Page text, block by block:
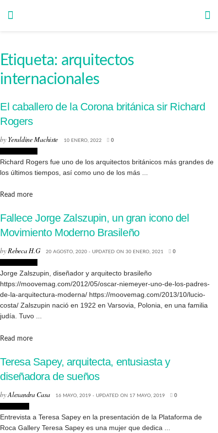
Etiqueta: arquitectos
internacionales
El caballero de la Corona británica sir Richard
Rogers
by Yeraldine Machiste 10 ENERO, 2022 0
Richard Rogers fue uno de los arquitectos británicos más grandes de
los últimos tiempos, así como uno de los más ...
Read moreDetails
Fallece Jorge Zalszupin, un gran icono del
Movimiento Moderno Brasileño
byRebeca H.G 20 AGOSTO, 2020 - UPDATED ON 30 ENERO, 2021 0
Jorge Zalszupin, diseñador y arquitecto brasileño
https://moovemag.com/2012/05/oscar-niemeyer-uno-de-los-padres-
de-la-arquitectura-moderna/ https://moovemag.com/2013/10/lucio-
costa/ Zalszupin nació en 1922 en Varsovia, Polonia, en una familia
judía. Tuvo ...
Read moreDetails
Teresa Sapey, arquitecta, entusiasta y
diseñadora de sueños
byAlexandra Casa 16 MAYO, 2019 - UPDATED ON 17 MAYO, 2019 0
Entrevista a Teresa Sapey en la presentación de la Plataforma de
Roca Gallery Teresa Sapey es una mujer que dedica ...